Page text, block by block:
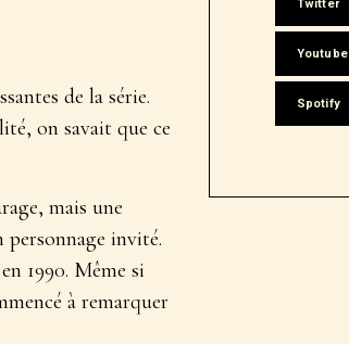
de la série.
on savait que ce
mais une
invité.
1990. Même si
à remarquer
Twitter
Youtube
Spotify